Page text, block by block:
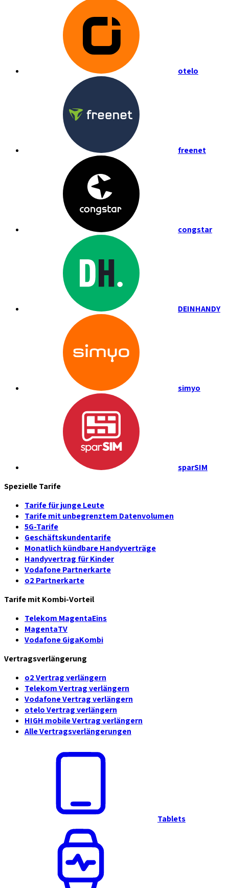
otelo
freenet
congstar
DEINHANDY
simyo
sparSIM
Spezielle Tarife
Tarife für junge Leute
Tarife mit unbegrenztem Datenvolumen
5G-Tarife
Geschäftskundentarife
Monatlich kündbare Handyverträge
Handyvertrag für Kinder
Vodafone Partnerkarte
o2 Partnerkarte
Tarife mit Kombi-Vorteil
Telekom MagentaEins
MagentaTV
Vodafone GigaKombi
Vertragsverlängerung
o2 Vertrag verlängern
Telekom Vertrag verlängern
Vodafone Vertrag verlängern
otelo Vertrag verlängern
HIGH mobile Vertrag verlängern
Alle Vertragsverlängerungen
Tablets